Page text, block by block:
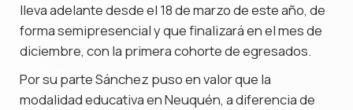
lleva adelante desde el 18 de marzo de este año, de
forma semipresencial y que finalizará en el mes de
diciembre, con la primera cohorte de egresados.
Por su parte Sánchez puso en valor que la
modalidad educativa en Neuquén, a diferencia de